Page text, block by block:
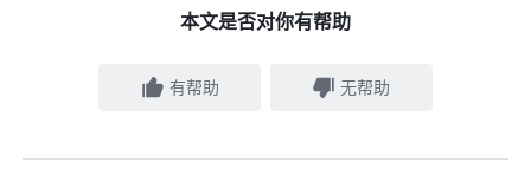
本文是否对你有帮助
有帮助 无帮助